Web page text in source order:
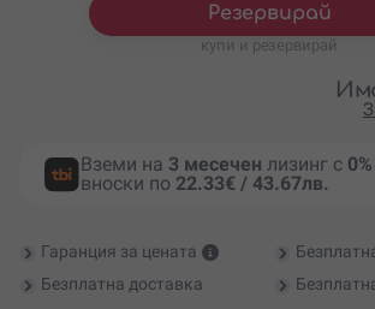
Резервирай
купи и резервирай
Вземи на 3 месечен лизинг с
вноски по 22.33€ / 43.67лв.
Гаранция за цената
Безплатна доставка